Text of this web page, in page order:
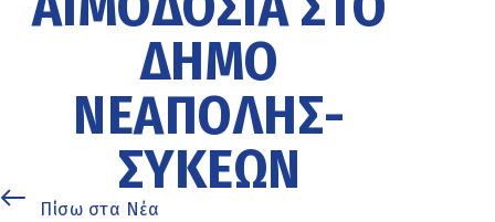
ΔΉΜΟ
ΝΕΆΠΟΛΗΣ-
ΣΥΚΕΏΝ
Πίσω στα Νέα